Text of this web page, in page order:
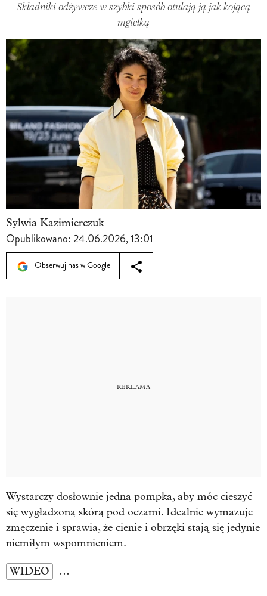
Składniki odżywcze w szybki sposób otulają ją jak kojącą
mgiełką
Sylwia Kazimierczuk
Opublikowano:24.06.2026, 13:01
Obserwuj nas w Google
Wystarczy dosłownie jedna pompka, aby móc cieszyć
się wygładzoną skórą pod oczami. Idealnie wymazuje
zmęczenie i sprawia, że cienie i obrzęki stają się jedynie
niemiłym wspomnieniem.
WIDEO …